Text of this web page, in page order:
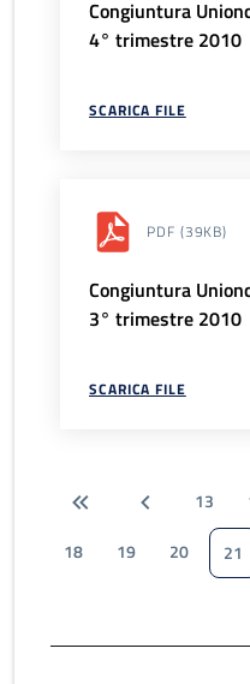
Congiuntura
4° trimestre 2010
SCARICA FILE
PDF (39KB)
Congiuntura
3° trimestre 2010
SCARICA FILE
13
18
19 20 21